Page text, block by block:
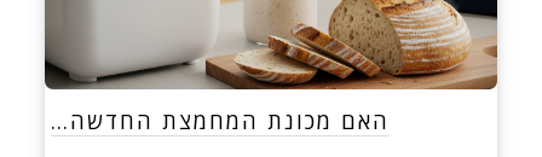
האם מכונת המחמצת החדשה…